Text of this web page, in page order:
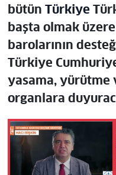
bütün Türkiye
başta olmak
barolarının
Türkiye
yasama, yürütme
organlara